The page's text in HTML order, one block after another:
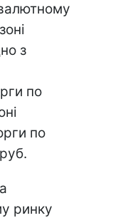
з
по
по
ринку